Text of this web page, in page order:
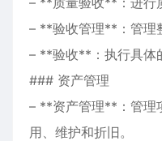
– **验收管理**：管理
– **验收**：执行具体
### 资产管理
– **资产管理**：管理
用、维护和折旧。